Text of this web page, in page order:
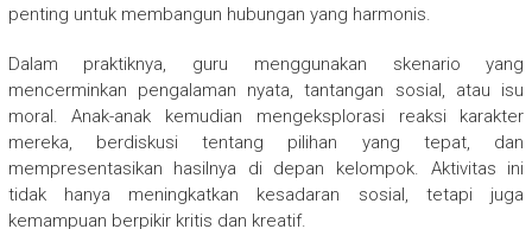
penting untuk membangun hubungan yang harmonis.
Dalam praktiknya, guru menggunakan skenario yang
mencerminkan pengalaman nyata, tantangan sosial, atau isu
moral. Anak-anak kemudian mengeksplorasi reaksi karakter
mereka, berdiskusi tentang pilihan yang tepat, dan
mempresentasikan hasilnya di depan kelompok. Aktivitas ini
tidak hanya meningkatkan kesadaran sosial, tetapi juga
kemampuan berpikir kritis dan kreatif.